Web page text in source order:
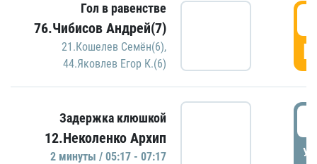
Гол в равенстве
76.Чибисов Андрей(7)
21.Кошелев Семён(6),
44.Яковлев Егор К.(6)
Задержка клюшкой
12.Неколенко Архип
2 минуты / 05:17 - 07:17